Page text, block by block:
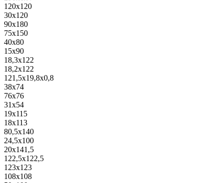
120x120
30x120
90x180
75x150
40x80
15x90
18,3x122
18,2x122
121,5x19,8x0,8
38x74
76x76
31x54
19x115
18x113
80,5x140
24,5x100
20x141,5
122,5x122,5
123x123
108x108